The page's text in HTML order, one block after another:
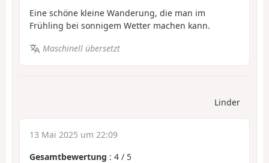
Eine schöne kleine Wanderung, die man im
Frühling bei sonnigem Wetter machen kann.
Maschinell übersetzt
Linder
13 Mai 2025 um 22:09
Gesamtbewertung : 4 / 5